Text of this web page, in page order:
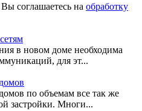
соглашаетесь на обработку
в новом доме необходима
для эт...
по объемам все так же
застройки. Многи...